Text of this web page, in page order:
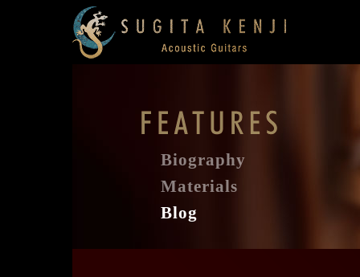
Biography
Materials
Blog